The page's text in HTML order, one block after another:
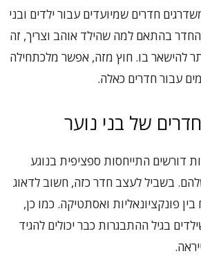
חדרים שמיועדים עבור ילדים ובני
בהתאם למה שהילד אוהב וצריך, זה
להישאר בו. חוץ מזה, אפשר מלכתחילה
עבור חדרים כאלה.
של בני נוער
דורשים התייחסות ספציפית בנוגע
בשביל לעצב חדר כזה, חשוב לדאוג
פונקציונאליות ואסתטיקה. כמו כן,
בגיל ההתבגרות כבר יכולים להגיד